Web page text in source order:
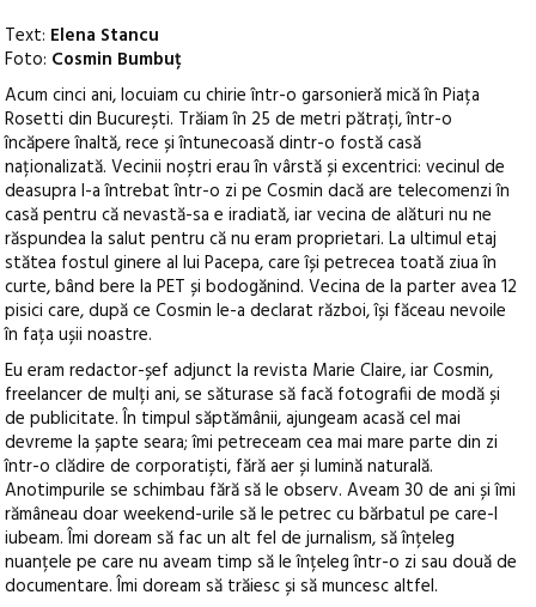
Text: Elena Stancu
Foto: Cosmin Bumbuț
Acum cinci ani, locuiam cu chirie într-o garsonieră mică în Piața
Rosetti din București. Trăiam în 25 de metri pătrați, într-o
încăpere înaltă, rece și întunecoasă dintr-o fostă casă
naționalizată.Vecinii noștri erau în vârstă și excentrici: vecinul de
deasupra l-a întrebat într-o zi pe Cosmin dacă are telecomenzi în
casă pentru că nevastă-sa e iradiată, iar vecina de alături nu ne
răspundea la salut pentru că nu eram proprietari. La ultimul etaj
stătea fostul ginere al lui Pacepa, care își petrecea toată ziua în
curte, bând bere la PET și bodogănind. Vecina de la parter avea 12
pisici care, după ce Cosmin le-a declarat război, își făceau nevoile
în fața ușii noastre.
Eu eram redactor-șef adjunct la revista Marie Claire, iar Cosmin,
freelancer de mulți ani, se săturase să facă fotografii de modă și
de publicitate. În timpul săptămânii, ajungeam acasă cel mai
devreme la șapte seara; îmi petreceam cea mai mare parte din zi
într-o clădire de corporatiști, fără aer și lumină naturală.
Anotimpurile se schimbau fără să le observ. Aveam 30 de ani și îmi
rămâneau doar weekend-urile să le petrec cu bărbatul pe care-l
iubeam. Îmi doream să fac un alt fel de jurnalism, să înțeleg
nuanțele pe care nu aveam timp să le înțeleg într-o zi sau două de
documentare. Îmi doream să trăiesc și să muncesc altfel.